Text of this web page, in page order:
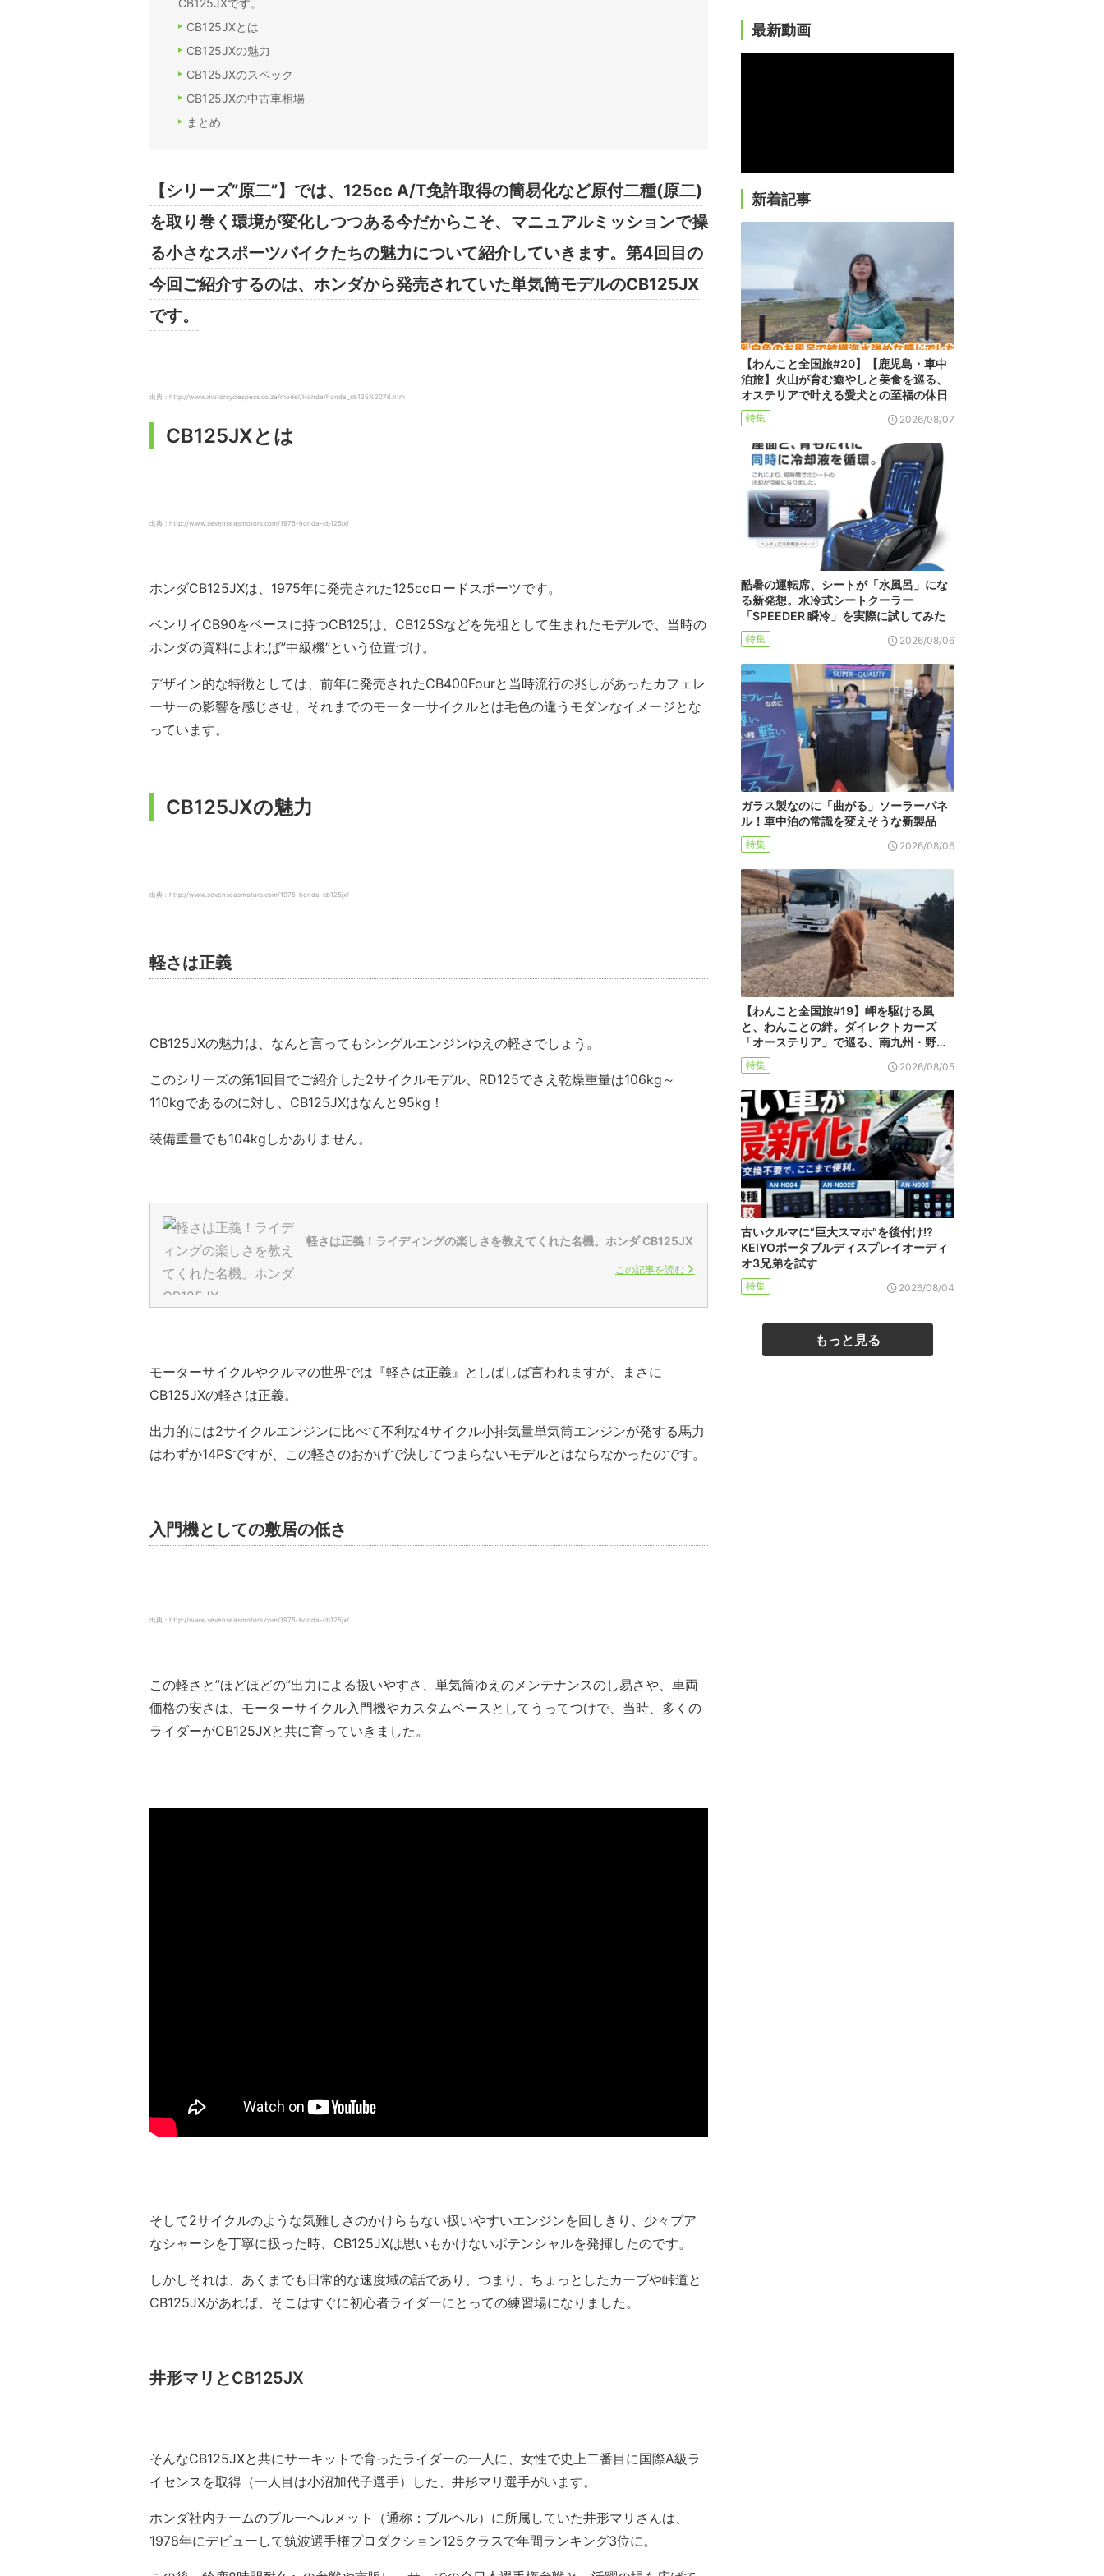
CB125JXです。
CB125JXとは
CB125JXの魅力
CB125JXのスペック
CB125JXの中古車相場
まとめ
【シリーズ”原二”】では、125cc A/T免許取得の簡易化など原付二種(原二)
を取り巻く環境が変化しつつある今だからこそ、マニュアルミッションで操
る小さなスポーツバイクたちの魅力について紹介していきます。第4回目の
今回ご紹介するのは、ホンダから発売されていた単気筒モデルのCB125JX
です。
出典：http://www.motorcyclespecs.co.za/model/Honda/honda_cb125%2076.htm
CB125JXとは
出典：http://www.sevenseasmotors.com/1975-honda-cb125jx/
ホンダCB125JXは、1975年に発売された125ccロードスポーツです。
ベンリイCB90をベースに持つCB125は、CB125Sなどを先祖として生まれたモデルで、当時の
ホンダの資料によれば”中級機”という位置づけ。
デザイン的な特徴としては、前年に発売されたCB400Fourと当時流行の兆しがあったカフェレ
ーサーの影響を感じさせ、それまでのモーターサイクルとは毛色の違うモダンなイメージとな
っています。
CB125JXの魅力
出典：http://www.sevenseasmotors.com/1975-honda-cb125jx/
軽さは正義
CB125JXの魅力は、なんと言ってもシングルエンジンゆえの軽さでしょう。
このシリーズの第1回目でご紹介した2サイクルモデル、RD125でさえ乾燥重量は106kg～
110kgであるのに対し、CB125JXはなんと95kg！
装備重量でも104kgしかありません。
軽さは正義！ライディングの楽しさを教えてくれた名機。ホンダ CB125JX
この記事を読む
モーターサイクルやクルマの世界では『軽さは正義』としばしば言われますが、まさに
CB125JXの軽さは正義。
出力的には2サイクルエンジンに比べて不利な4サイクル小排気量単気筒エンジンが発する馬力
はわずか14PSですが、この軽さのおかげで決してつまらないモデルとはならなかったのです。
入門機としての敷居の低さ
出典：http://www.sevenseasmotors.com/1975-honda-cb125jx/
この軽さと”ほどほどの”出力による扱いやすさ、単気筒ゆえのメンテナンスのし易さや、車両
価格の安さは、モーターサイクル入門機やカスタムベースとしてうってつけで、当時、多くの
ライダーがCB125JXと共に育っていきました。
そして2サイクルのような気難しさのかけらもない扱いやすいエンジンを回しきり、少々プア
なシャーシを丁寧に扱った時、CB125JXは思いもかけないポテンシャルを発揮したのです。
しかしそれは、あくまでも日常的な速度域の話であり、つまり、ちょっとしたカーブや峠道と
CB125JXがあれば、そこはすぐに初心者ライダーにとっての練習場になりました。
井形マリとCB125JX
そんなCB125JXと共にサーキットで育ったライダーの一人に、女性で史上二番目に国際A級ラ
イセンスを取得（一人目は小沼加代子選手）した、井形マリ選手がいます。
ホンダ社内チームのブルーヘルメット（通称：ブルヘル）に所属していた井形マリさんは、
1978年にデビューして筑波選手権プロダクション125クラスで年間ランキング3位に。
最新動画
新着記事
【わんこと全国旅#20】【鹿児島・車中
泊旅】火山が育む癒やしと美食を巡る、
オステリアで叶える愛犬との至福の休日
特集 2026/08/07
酷暑の運転席、シートが「水風呂」にな
る新発想。水冷式シートクーラー
「SPEEDER 瞬冷」を実際に試してみた
特集 2026/08/06
ガラス製なのに「曲がる」ソーラーパネ
ル！車中泊の常識を変えそうな新製品
特集 2026/08/06
【わんこと全国旅#19】岬を駆ける風
と、わんことの絆。ダイレクトカーズ
「オーステリア」で巡る、南九州・野…
特集 2026/08/05
古いクルマに“巨大スマホ”を後付け!?
KEIYOポータブルディスプレイオーディ
オ3兄弟を試す
特集 2026/08/04
もっと見る